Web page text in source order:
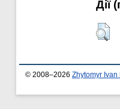
Дії
© 2008–2026 Zhytomyr Ivan